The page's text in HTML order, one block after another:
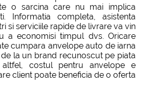
o sarcina care nu mai implica
Informatia completa, asistenta
si serviciile rapide de livrare va vin
a economisi timpul dvs. Oricare
cumpara anvelope auto de iarna
de la un brand recunoscut pe piata
altfel, costul pentru anvelope e
client poate beneficia de o oferta